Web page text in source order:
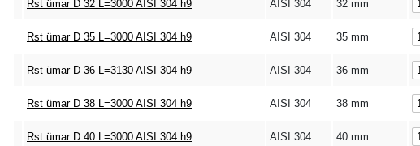
Rst ümar D 32 L=3000 AISI 304 h9 AISI 304 32 mm
Rst ümar D 35 L=3000 AISI 304 h9 AISI 304 35 mm
Rst ümar D 36 L=3130 AISI 304 h9 AISI 304 36 mm
Rst ümar D 38 L=3000 AISI 304 h9 AISI 304 38 mm
Rst ümar D 40 L=3000 AISI 304 h9 AISI 304 40 mm